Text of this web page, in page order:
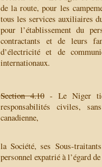
de la route, pour les
tous les services auxiliaires
pour l’établissement du
contractants et de leurs
d’électricité et de
internationaux.
Section 4.10 - Le Niger
responsabilités civiles,
canadienne,
la Société, ses Sous-
personnel expatrié à l’égard